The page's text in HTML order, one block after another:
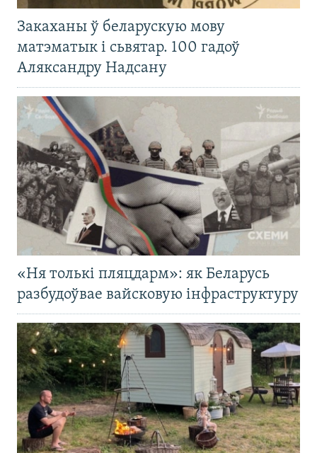
Закаханы ў беларускую мову
матэматык і сьвятар. 100 гадоў
Аляксандру Надсану
«Ня толькі пляцдарм»: як Беларусь
разбудоўвае вайсковую інфраструктуру